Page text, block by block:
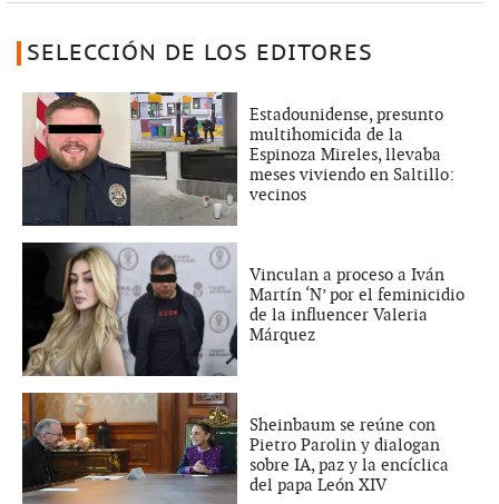
SELECCIÓN DE LOS EDITORES
Estadounidense, presunto
multihomicida de la
Espinoza Mireles, llevaba
meses viviendo en Saltillo:
vecinos
Vinculan a proceso a Iván
Martín ‘N’ por el feminicidio
de la influencer Valeria
Márquez
Sheinbaum se reúne con
Pietro Parolin y dialogan
sobre IA, paz y la encíclica
del papa León XIV